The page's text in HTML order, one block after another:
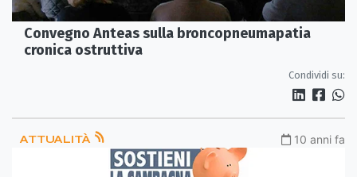
Convegno Anteas sulla broncopneumapatia
cronica ostruttiva
Condividi su:
ATTUALITÀ 10 anni fa